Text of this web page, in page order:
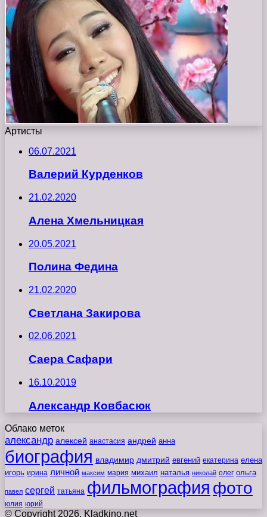
Артисты
06.07.2021
Валерий Курденков
21.02.2020
Алена Хмельницкая
20.05.2021
Полина Федина
21.02.2020
Светлана Закирова
02.06.2021
Саера Сафари
16.10.2019
Александр Ковбасюк
Облако меток
александр алексей анастасия андрей анна
биография владимир дмитрий евгений екатерина елена
игорь ирина личной максим мария михаил наталья николай олег ольга
павел сергей татьяна фильмография фото
юлия юрий
© Copyright 2026, Kladkino.net